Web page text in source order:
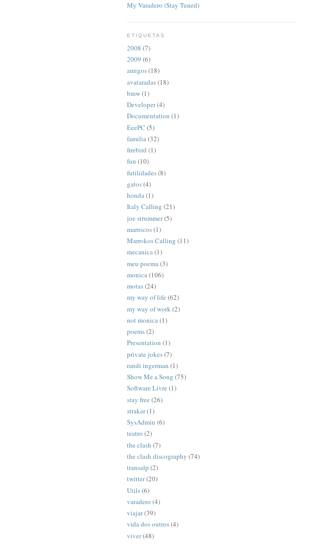
My Varadero (Stay Tuned)
ETIQUETAS
2008 (7)
2009 (6)
amigos(18)
avataradas(18)
bmw(1)
Developer(4)
Documentation (1)
EeePC (5)
familia(32)
firebird (1)
fun (10)
futilidades(8)
gatos(4)
honda(1)
Italy Calling (21)
joe strummer(5)
marrocos(1)
Marrokos Calling (11)
mecanica(1)
meu poema(3)
monica(106)
motas(24)
my way of life (62)
my way of work(2)
not monica(1)
poems(2)
Presentation (1)
private jokes(7)
randi ingerman (1)
Show Me a Song (75)
Software Livre (1)
stay free (26)
strakar(1)
SysAdmin (6)
teatro (2)
the clash (7)
the clash discography (74)
transalp (2)
twitter(20)
Utils(6)
varadero (4)
viajar(39)
vida dos outros(4)
viver(48)